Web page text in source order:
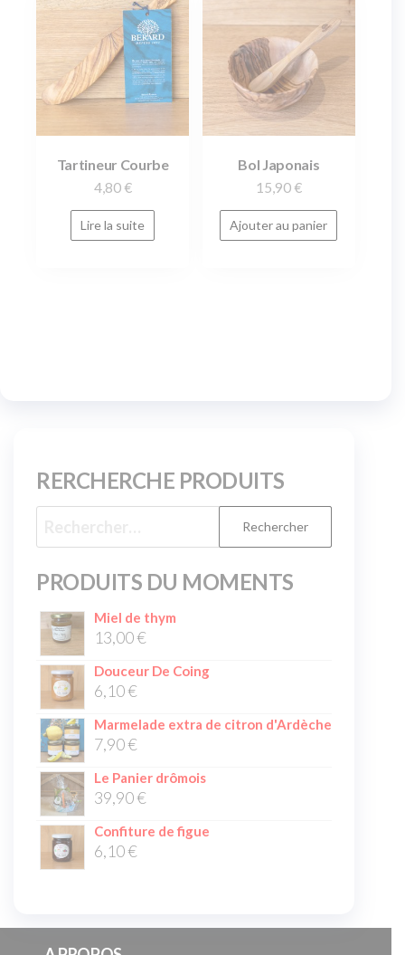
Tartineur Courbe
4,80 €
Lire la suite
Bol Japonais
15,90 €
Ajouter au panier
RERCHERCHE PRODUITS
PRODUITS DU MOMENTS
Miel de thym
13,00€
Douceur De Coing
6,10€
Marmelade extra de citron d'Ardèche
7,90€
Le Panier drômois
39,90€
Confiture de figue
6,10€